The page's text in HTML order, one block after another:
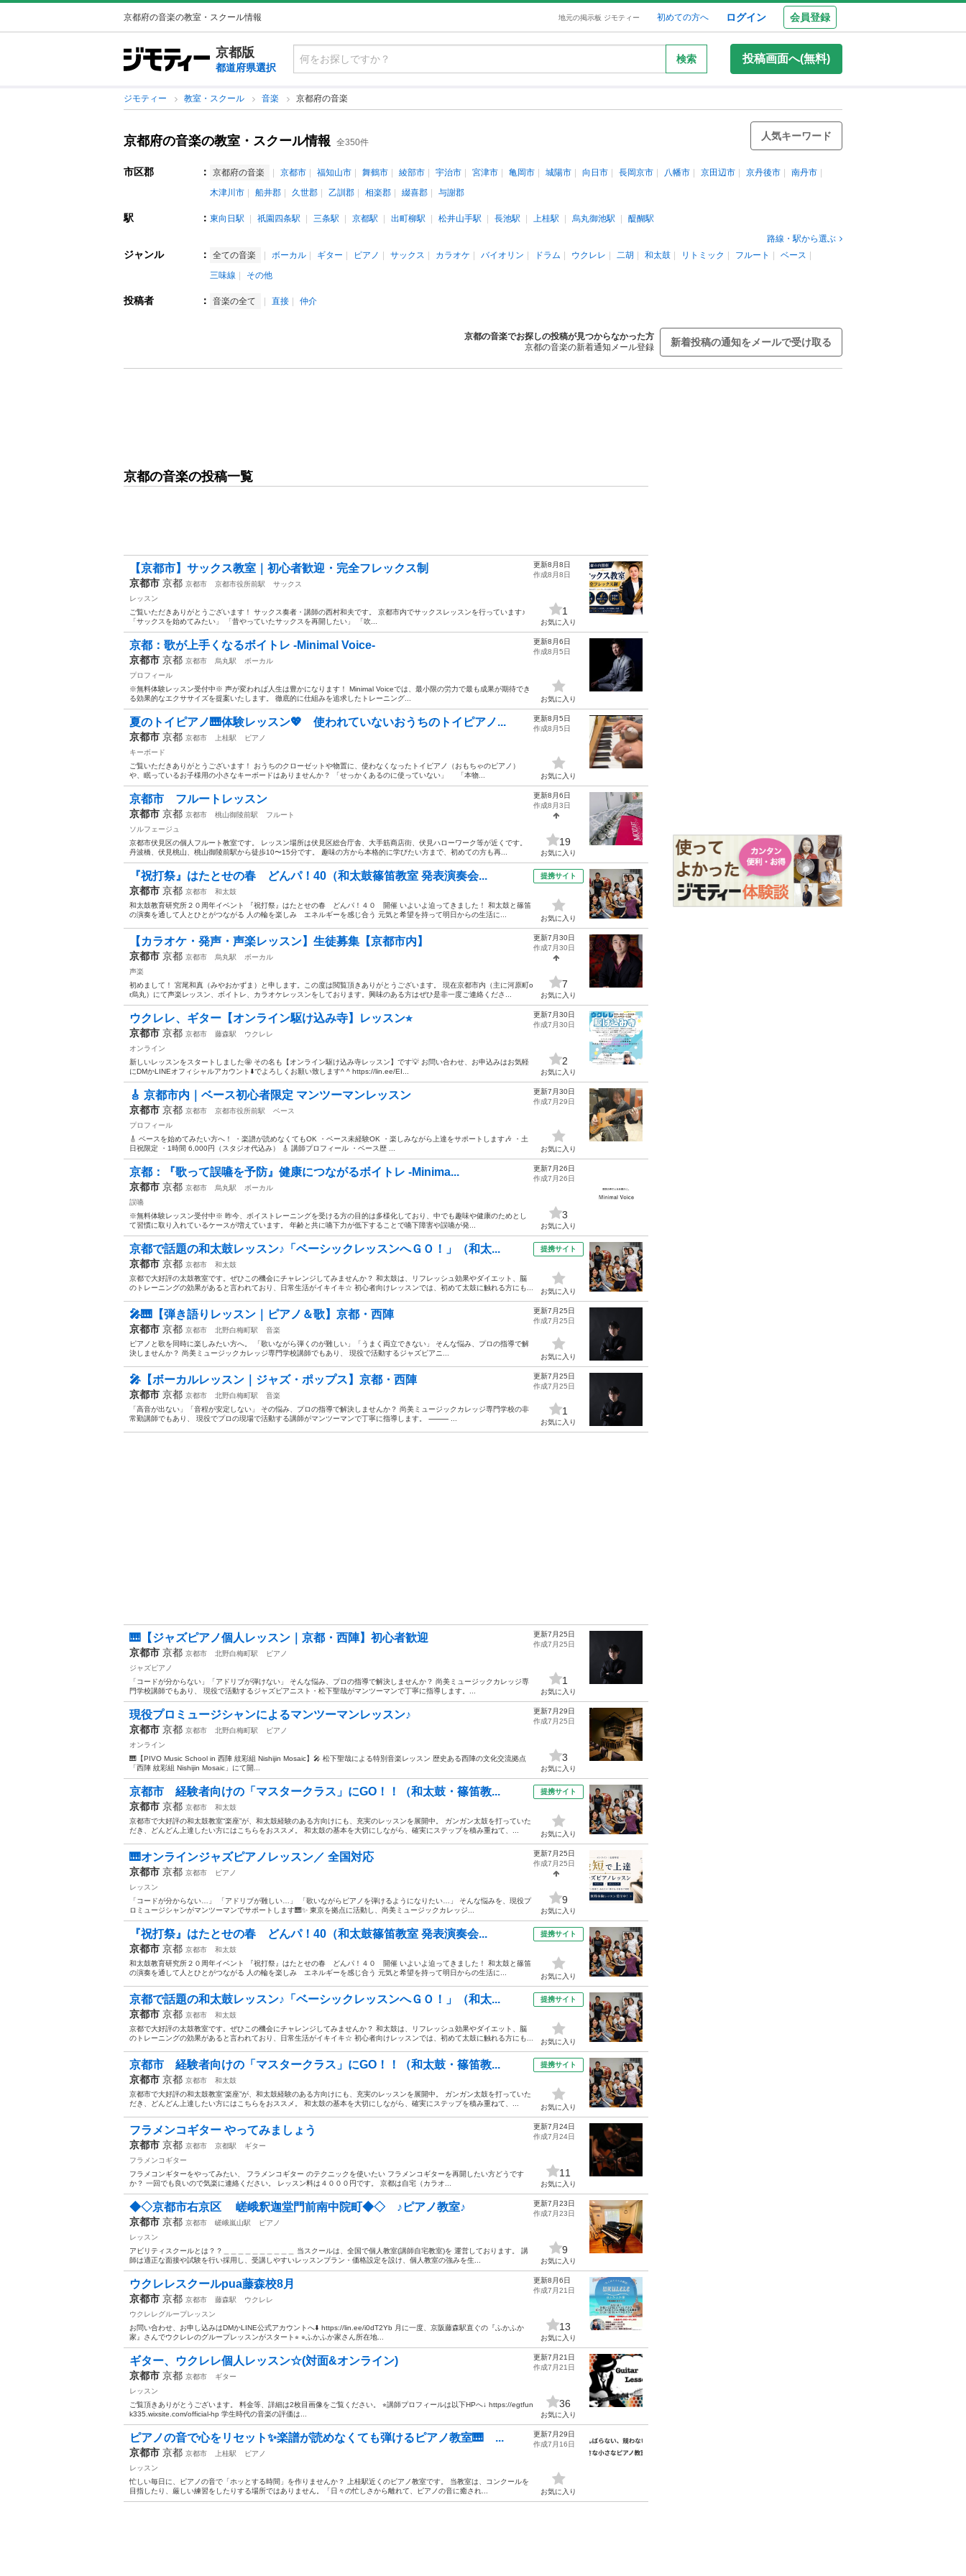
京都府の音楽の教室・スクール情報 地元の掲示板 ジモティー 初めての方へ ログイン 会員登録
京都版
都道府県選択
検索 投稿画面へ(無料)
ジモティー 教室・スクール 音楽 京都府の音楽
京都府の音楽の教室・スクール情報 全350件
人気キーワード
市区郡 ： 京都府の音楽 京都市 福知山市 舞鶴市 綾部市 宇治市 宮津市 亀岡市 城陽市 向日市 長岡京市 八幡市 京田辺市 京丹後市
南丹市
木津川市
船井郡 久世郡 乙訓郡 相楽郡 綴喜郡 与謝郡
駅 ： 東向日駅 祇園四条駅 三条駅 京都駅 出町柳駅 松井山手駅 長池駅 上桂駅 烏丸御池駅
醍醐駅
路線・駅から選ぶ
ジャンル ： 全ての音楽 ボーカル ギター ピアノ サックス カラオケ バイオリン ドラム ウクレレ 二胡 和太鼓 リトミック フルート
ベース
三味線
その他
投稿者 ： 音楽の全て 直接 仲介
京都の音楽でお探しの投稿が見つからなかった方
京都の音楽の新着通知メール登録
新着投稿の通知をメールで受け取る
京都の音楽の投稿一覧
【京都市】サックス教室｜初心者歓迎・完全フレックス制
京都市 京都 京都市 京都市役所前駅
サックス
レッスン
ご覧いただきありがとうございます！ サックス奏者・講師の西村和夫です。 京都市内でサックスレッスンを行っています♪
「サックスを始めてみたい」 「昔やっていたサックスを再開したい」 「吹...
更新8月8日
作成8月8日
1
お気に入り
京都：歌が上手くなるボイトレ -Minimal Voice-
京都市 京都 京都市 烏丸駅
ボーカル
プロフィール
※無料体験レッスン受付中※ 声が変われば人生は豊かになります！ Minimal Voiceでは、最小限の労力で最も成果が期待でき
る効果的なエクササイズを提案いたします。 徹底的に仕組みを追求したトレーニング...
更新8月6日
作成8月5日
お気に入り
夏のトイピアノ🎹体験レッスン💖 使われていないおうちのトイピアノ...
京都市 京都 京都市 上桂駅
ピアノ
キーボード
ご覧いただきありがとうございます！ おうちのクローゼットや物置に、使わなくなったトイピアノ（おもちゃのピアノ）
や、眠っているお子様用の小さなキーボードはありませんか？ 「せっかくあるのに使っていない」 「本物...
更新8月5日
作成8月5日
お気に入り
京都市 フルートレッスン
京都市 京都 京都市 桃山御陵前駅
フルート
ソルフェージュ
京都市伏見区の個人フルート教室です。 レッスン場所は伏見区総合庁舎、大手筋商店街、伏見ハローワーク等が近くです。
丹波橋、伏見桃山、桃山御陵前駅から徒歩10〜15分です。 趣味の方から本格的に学びたい方まで、初めての方も再...
更新8月6日
作成8月3日
19
お気に入り
『祝打祭』はたとせの春 どんパ！40（和太鼓篠笛教室 発表演奏会...
京都市 京都 京都市
和太鼓
和太鼓教育研究所２０周年イベント 『祝打祭』はたとせの春 どんパ！４０ 開催 いよいよ迫ってきました！ 和太鼓と篠笛
の演奏を通して人とひとがつながる 人の輪を楽しみ エネルギーを感じ合う 元気と希望を持って明日からの生活に...
提携サイト
お気に入り
【カラオケ・発声・声楽レッスン】生徒募集【京都市内】
京都市 京都 京都市 烏丸駅
ボーカル
声楽
初めまして！ 宮尾和真（みやおかずま）と申します。この度は閲覧頂きありがとうございます。 現在京都市内（主に河原町o
r烏丸）にて声楽レッスン、ボイトレ、カラオケレッスンをしております。興味のある方はぜひ是非一度ご連絡くださ...
更新7月30日
作成7月30日
7
お気に入り
ウクレレ、ギター【オンライン駆け込み寺】レッスン⭐︎
京都市 京都 京都市 藤森駅
ウクレレ
オンライン
新しいレッスンをスタートしました🤩 その名も【オンライン駆け込み寺レッスン】です💡 お問い合わせ、お申込みはお気軽
にDMかLINEオフィシャルアカウント⬇️でよろしくお願い致します^ ^ https://lin.ee/EI...
更新7月30日
作成7月30日
2
お気に入り
🎸 京都市内｜ベース初心者限定 マンツーマンレッスン
京都市 京都 京都市 京都市役所前駅
ベース
プロフィール
🎸 ベースを始めてみたい方へ！ ・楽譜が読めなくてもOK ・ベース未経験OK ・楽しみながら上達をサポートします🎶 ・土
日祝限定 ・1時間 6,000円（スタジオ代込み） 🎸 講師プロフィール ・ベース歴 ...
更新7月30日
作成7月29日
お気に入り
京都：『歌って誤嚥を予防』健康につながるボイトレ -Minima...
京都市 京都 京都市 烏丸駅
ボーカル
誤嚥
※無料体験レッスン受付中※ 昨今、ボイストレーニングを受ける方の目的は多様化しており、中でも趣味や健康のためとし
て習慣に取り入れているケースが増えています。 年齢と共に嚥下力が低下することで嚥下障害や誤嚥が発...
更新7月26日
作成7月26日
3
お気に入り
京都で話題の和太鼓レッスン♪「ベーシックレッスンへＧＯ！」（和太...
京都市 京都 京都市
和太鼓
京都で大好評の太鼓教室です。ぜひこの機会にチャレンジしてみませんか？ 和太鼓は、リフレッシュ効果やダイエット、脳
のトレーニングの効果があると言われており、日常生活がイキイキ☆ 初心者向けレッスンでは、初めて太鼓に触れる方にも...
提携サイト
お気に入り
🎤🎹【弾き語りレッスン｜ピアノ＆歌】京都・西陣
京都市 京都 京都市 北野白梅町駅
音楽
ピアノと歌を同時に楽しみたい方へ。 「歌いながら弾くのが難しい」「うまく両立できない」 そんな悩み、プロの指導で解
決しませんか？ 尚美ミュージックカレッジ専門学校講師でもあり、 現役で活動するジャズピアニ...
更新7月25日
作成7月25日
お気に入り
🎤【ボーカルレッスン｜ジャズ・ポップス】京都・西陣
京都市 京都 京都市 北野白梅町駅
音楽
「高音が出ない」「音程が安定しない」 その悩み、プロの指導で解決しませんか？ 尚美ミュージックカレッジ専門学校の非
常勤講師でもあり、 現役でプロの現場で活動する講師がマンツーマンで丁寧に指導します。 ⸻ ...
更新7月25日
作成7月25日
1
お気に入り
🎹【ジャズピアノ個人レッスン｜京都・西陣】初心者歓迎
京都市 京都 京都市 北野白梅町駅
ピアノ
ジャズピアノ
「コードが分からない」「アドリブが弾けない」 そんな悩み、プロの指導で解決しませんか？ 尚美ミュージックカレッジ専
門学校講師でもあり、 現役で活動するジャズピアニスト・松下聖哉がマンツーマンで丁寧に指導します。...
更新7月25日
作成7月25日
1
お気に入り
現役プロミュージシャンによるマンツーマンレッスン♪
京都市 京都 京都市 北野白梅町駅
ピアノ
オンライン
🎹【PIVO Music School in 西陣 紋彩組 Nishijin Mosaic】🎤 松下聖哉による特別音楽レッスン 歴史ある西陣の文化交流拠点
「西陣 紋彩組 Nishijin Mosaic」にて開...
更新7月29日
作成7月25日
3
お気に入り
京都市 経験者向けの「マスタークラス」にGO！！（和太鼓・篠笛教...
京都市 京都 京都市
和太鼓
京都市で大好評の和太鼓教室“楽座”が、和太鼓経験のある方向けにも、充実のレッスンを展開中。 ガンガン太鼓を打っていた
だき、どんどん上達したい方にはこちらをおススメ。 和太鼓の基本を大切にしながら、確実にステップを積み重ねて、...
提携サイト
お気に入り
🎹オンラインジャズピアノレッスン／ 全国対応
京都市 京都 京都市
ピアノ
レッスン
「コードが分からない…」 「アドリブが難しい…」 「歌いながらピアノを弾けるようになりたい…」 そんな悩みを、現役プ
ロミュージシャンがマンツーマンでサポートします🎹✨ 東京を拠点に活動し、尚美ミュージックカレッジ...
更新7月25日
作成7月25日
9
お気に入り
『祝打祭』はたとせの春 どんパ！40（和太鼓篠笛教室 発表演奏会...
京都市 京都 京都市
和太鼓
和太鼓教育研究所２０周年イベント 『祝打祭』はたとせの春 どんパ！４０ 開催 いよいよ迫ってきました！ 和太鼓と篠笛
の演奏を通して人とひとがつながる 人の輪を楽しみ エネルギーを感じ合う 元気と希望を持って明日からの生活に...
提携サイト
お気に入り
京都で話題の和太鼓レッスン♪「ベーシックレッスンへＧＯ！」（和太...
京都市 京都 京都市
和太鼓
京都で大好評の太鼓教室です。ぜひこの機会にチャレンジしてみませんか？ 和太鼓は、リフレッシュ効果やダイエット、脳
のトレーニングの効果があると言われており、日常生活がイキイキ☆ 初心者向けレッスンでは、初めて太鼓に触れる方にも...
提携サイト
お気に入り
京都市 経験者向けの「マスタークラス」にGO！！（和太鼓・篠笛教...
京都市 京都 京都市
和太鼓
京都市で大好評の和太鼓教室“楽座”が、和太鼓経験のある方向けにも、充実のレッスンを展開中。 ガンガン太鼓を打っていた
だき、どんどん上達したい方にはこちらをおススメ。 和太鼓の基本を大切にしながら、確実にステップを積み重ねて、...
提携サイト
お気に入り
フラメンコギター やってみましょう
京都市 京都 京都市 京都駅
ギター
フラメンコギター
フラメコンギターをやってみたい、 フラメンコギター のテクニックを使いたい フラメンコギターを再開したい方どうです
か？ 一回でも良いので気楽に連絡ください。 レッスン料は４０００円です。 京都は自宅（カラオ...
更新7月24日
作成7月24日
11
お気に入り
◆◇京都市右京区 嵯峨釈迦堂門前南中院町◆◇ ♪ピアノ教室♪
京都市 京都 京都市 嵯峨嵐山駅
ピアノ
レッスン
アビリティスクールとは？？＿＿＿＿＿＿＿＿＿＿ 当スクールは、全国で個人教室(講師自宅教室)を 運営しております。 講
師は適正な面接や試験を行い採用し、受講しやすいレッスンプラン・価格設定を設け、個人教室の強みを生...
更新7月23日
作成7月23日
9
お気に入り
ウクレレスクールpua藤森校8月
京都市 京都 京都市 藤森駅
ウクレレ
ウクレレグループレッスン
お問い合わせ、お申し込みはDMかLINE公式アカウントへ⬇️ https://lin.ee/i0dT2Yb 月に一度、京阪藤森駅直ぐの『ふかふか
家』さんでウクレレのグループレッスンがスタート⭐︎ ⭐︎ふかふか家さん所在地...
更新8月6日
作成7月21日
13
お気に入り
ギター、ウクレレ個人レッスン☆(対面&オンライン)
京都市 京都 京都市
ギター
レッスン
ご覧頂きありがとうございます。 料金等、詳細は2枚目画像をご覧ください。 ⭐︎講師プロフィールは以下HPへ↓ https://egtfun
k335.wixsite.com/official-hp 学生時代の音楽の評価は...
更新7月21日
作成7月21日
36
お気に入り
ピアノの音で心をリセット✨楽譜が読めなくても弾けるピアノ教室🎹 ...
京都市 京都 京都市 上桂駅
ピアノ
レッスン
忙しい毎日に、ピアノの音で「ホッとする時間」を作りませんか？ 上桂駅近くのピアノ教室です。 当教室は、コンクールを
目指したり、厳しい練習をしたりする場所ではありません。「日々の忙しさから離れて、ピアノの音に癒され...
更新7月29日
作成7月16日
お気に入り